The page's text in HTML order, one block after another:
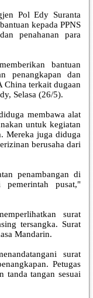
Pol Edy Suranta
kepada PPNS
penahanan para
bantuan
penangkapan dan
China terkait dugaan
Selasa (26/5).
membawa alat
untuk kegiatan
Mereka juga diduga
berusaha dari
penambangan di
pusat,"
surat
tersangka. Surat
Mandarin.
surat
Petugas
tanda tangan sesuai